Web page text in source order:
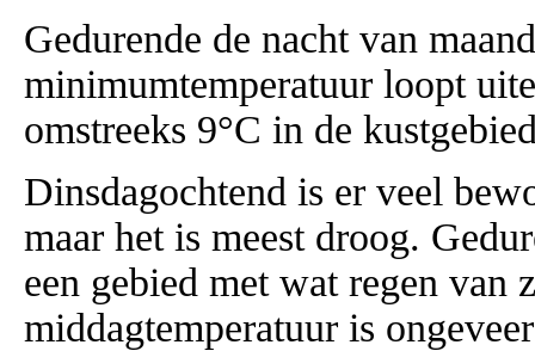
Gedurende de nacht van
minimumtemperatuur loopt
omstreeks 9°C in de
Dinsdagochtend is er veel
maar het is meest droog.
een gebied met wat regen van
middagtemperatuur is